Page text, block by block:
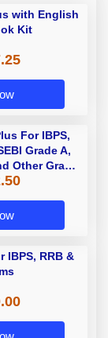
with English
Kit
For IBPS,
Grade A,
Other Grade
Exams
IBPS, RRB &